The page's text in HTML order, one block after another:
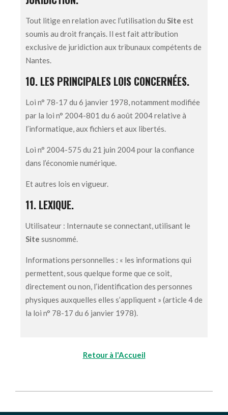
Tout litige en relation avec l’utilisation du Site est
soumis au droit français. Il est fait attribution
exclusive de juridiction aux tribunaux compétents de
Nantes.
10. LES PRINCIPALES LOIS CONCERNÉES.
Loi n° 78-17 du 6 janvier 1978, notamment modifiée
par la loi n° 2004-801 du 6 août 2004 relative à
l’informatique, aux fichiers et aux libertés.
Loi n° 2004-575 du 21 juin 2004 pour la confiance
dans l’économie numérique.
Et autres lois en vigueur.
11. LEXIQUE.
Utilisateur : Internaute se connectant, utilisant le
Site susnommé.
Informations personnelles : « les informations qui
permettent, sous quelque forme que ce soit,
directement ou non, l’identification des personnes
physiques auxquelles elles s’appliquent » (article 4 de
la loi n° 78-17 du 6 janvier 1978).
Retour à l'Accueil
06-